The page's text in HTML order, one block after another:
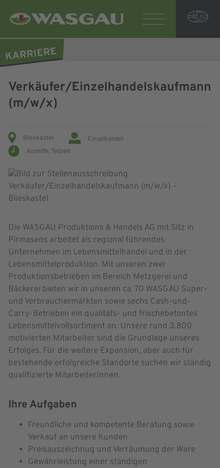
Verkäufer/Einzelhandelskaufmann
(m/w/x)
Blieskastel
Einzelhandel
Aushilfe, Teilzeit
Die WASGAU Produktions & Handels AG mit Sitz in
Pirmasens arbeitet als regional führendes
Unternehmen im Lebensmittelhandel und in der
Lebensmittelproduktion. Mit unseren zwei
Produktionsbetrieben im Bereich Metzgerei und
Bäckerei bieten wir in unseren ca. 70 WASGAU Super-
und Verbrauchermärkten sowie sechs Cash-und-
Carry-Betrieben ein qualitäts- und frischebetontes
Lebensmittelvollsortiment an. Unsere rund 3.800
motivierten Mitarbeiter sind die Grundlage unseres
Erfolges. Für die weitere Expansion, aber auch für
bestehende erfolgreiche Standorte suchen wir ständig
qualifizierte MitarbeiterInnen.
Ihre Aufgaben
Freundliche und kompetente Beratung sowie
Verkauf an unsere Kunden
Preisauszeichnug und Verräumung der Ware
Gewährleistung einer ständigen